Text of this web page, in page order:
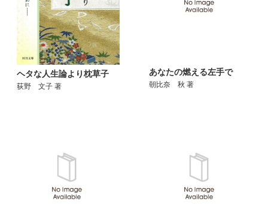
ヘタな人生論より枕草子
荻野 文子 著
あなたの燃える左手で
朝比奈 秋 著